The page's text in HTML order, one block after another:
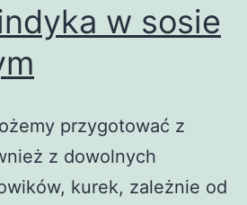
w sosie
przygotować z
z dowolnych
kurek, zależnie od